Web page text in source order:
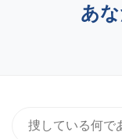
び腐食性物質に対
あ